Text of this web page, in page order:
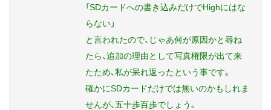
「SDカードへの書き込みだけでHighにはな
らない」
と言われたので、じゃあ何が原因かと尋ね
たら、追加の理由として写真権限が出て来
たため、私が呆れ返ったという事です。
確かにSDカードだけでは無いのかもしれま
せんが、五十歩百歩でしょう。